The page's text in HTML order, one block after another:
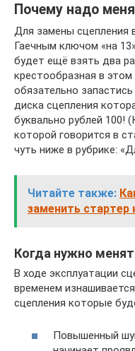
Почему надо
Для замены сцепления
Гаечным ключом «на
будет ещё взять два
крестообразная в
обязательно
диска сцепления
буквально рублей 100!
которой говорится в
чуть ниже в рубрике:
Читайте также:
заменить
Когда нужно
В ходе эксплуатации
временем
сцепления которые
Повышенный